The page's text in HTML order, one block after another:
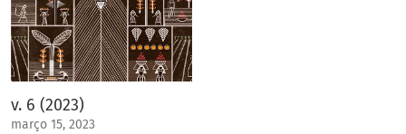
v. 6 (2023)
março 15, 2023